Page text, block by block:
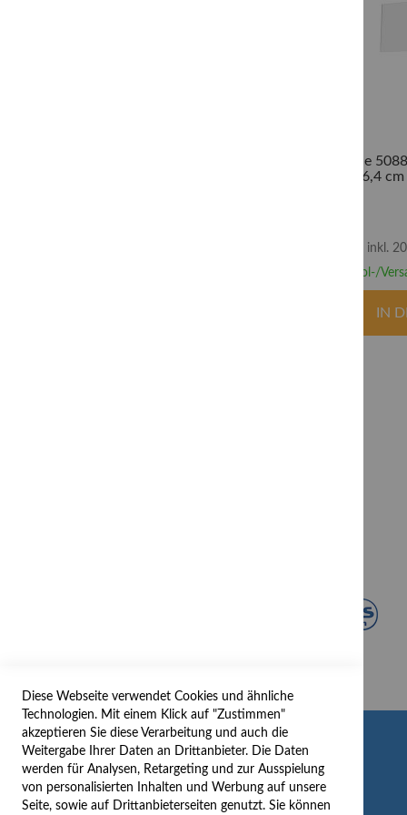
Durable
(21"), 86,4
inkl.
Abhol-/
IN
INFORMATION
AGB/DATENSCHUTZ
WIDERRUF
Diese Webseite verwendet Cookies und ähnliche
Technologien. Mit einem Klick auf "Zustimmen"
akzeptieren Sie diese Verarbeitung und auch die
Weitergabe Ihrer Daten an Drittanbieter. Die Daten
werden für Analysen, Retargeting und zur Ausspielung
von personalisierten Inhalten und Werbung auf unsere
Seite, sowie auf Drittanbieterseiten genutzt. Sie können